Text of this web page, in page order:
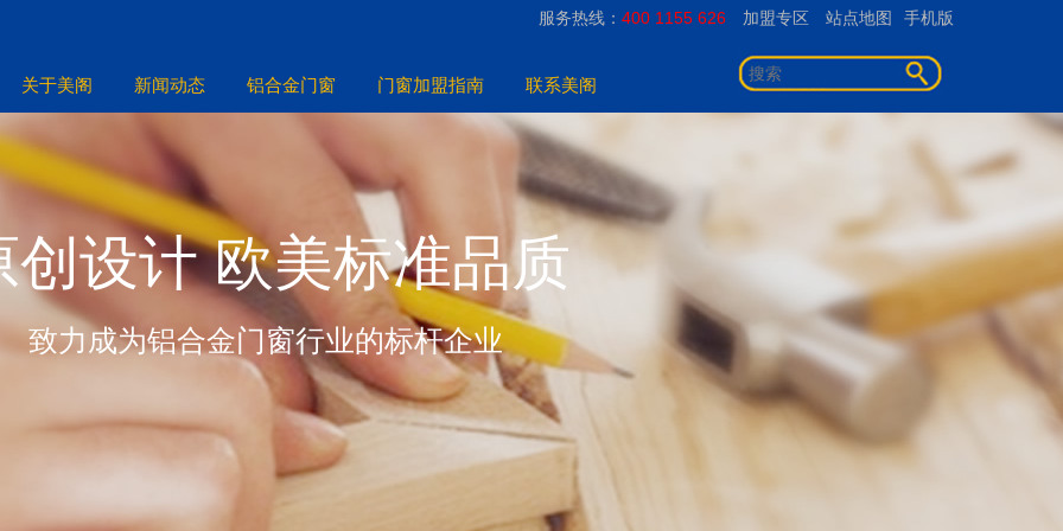
手机版
服务热线： 400 1155 626 加盟专区 站点地图
关于美阁 新闻动态 铝合金门窗 门窗加盟指南 联系美阁
创设计 欧美标准品质
致力成为铝合金门窗行业的标杆企业